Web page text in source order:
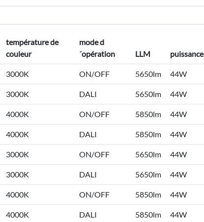
température de
couleur
mode d
´opération
LLM puissance
3000K ON/OFF 5650lm 44W
3000K DALI 5650lm 44W
4000K ON/OFF 5850lm 44W
4000K DALI 5850lm 44W
3000K ON/OFF 5650lm 44W
3000K DALI 5650lm 44W
4000K ON/OFF 5850lm 44W
4000K DALI 5850lm 44W